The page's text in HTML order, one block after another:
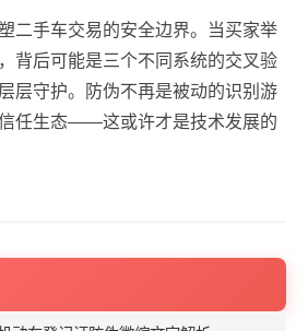
二手车交易的安全边界。当买家举
背后可能是三个不同系统的交叉验
层守护。防伪不再是被动的识别游
任生态——这或许才是技术发展的